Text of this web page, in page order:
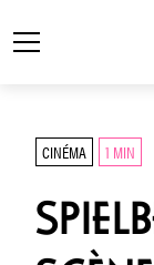
CINÉMA 1 MIN